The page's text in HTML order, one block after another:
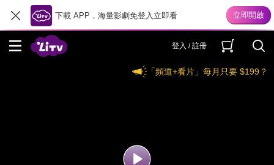
下載 APP，海量影劇免登入立即看
登入 / 註冊
「頻道+看片」每月只要 $199？